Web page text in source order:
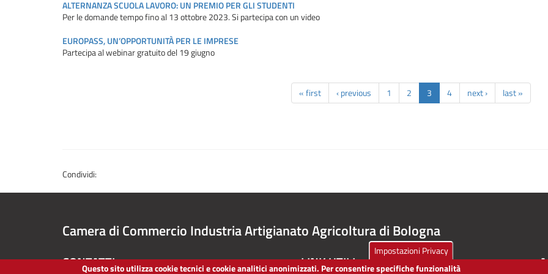
ALTERNANZA SCUOLA LAVORO: UN PREMIO PER GLI STUDENTI
Per le domande tempo fino al 13 ottobre 2023. Si partecipa con un video
EUROPASS, UN’OPPORTUNITÀ PER LE IMPRESE
Partecipa al webinar gratuito del 19 giugno
« first ‹ previous 1 2 3 4 next › last »
Condividi:
Camera di Commercio Industria Artigianato Agricoltura di Bologna
CONTATTI LINK UTILI
Impostazioni Privacy
Questo sito utilizza cookie tecnici e cookie analitici anonimizzati. Per consentire specifiche funzionalità